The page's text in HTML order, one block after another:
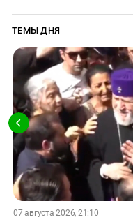
ТЕМЫ ДНЯ
07 августа 2026, 21:10